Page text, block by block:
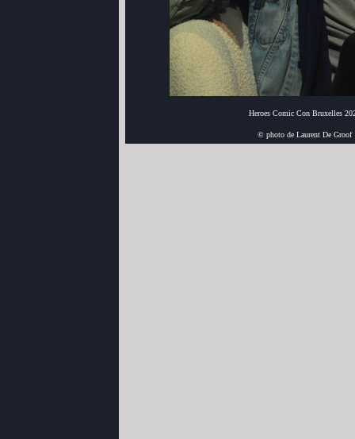
Heroes Comic Con Bruxelles
© photo de Laurent De Groof